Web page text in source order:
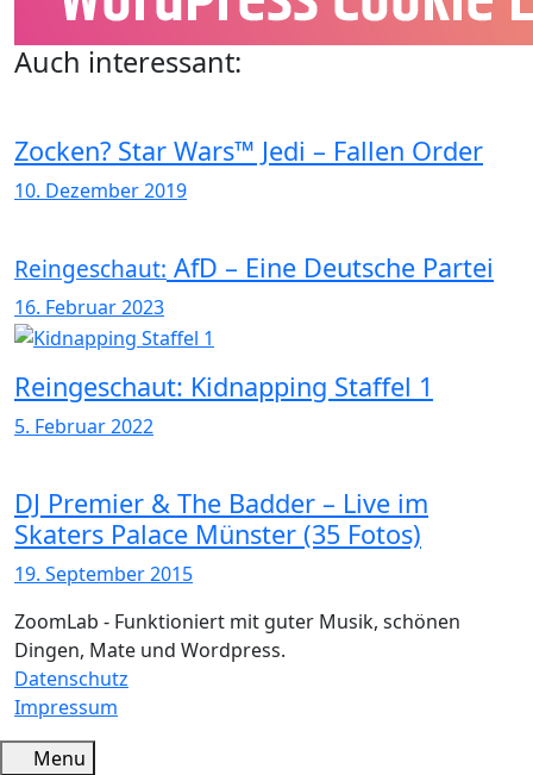
Auch interessant:
Zocken? Star Wars™ Jedi – Fallen Order
10. Dezember 2019
Reingeschaut: AfD – Eine Deutsche Partei
16. Februar 2023
Reingeschaut: Kidnapping Staffel 1
5. Februar 2022
DJ Premier & The Badder – Live im
Skaters Palace Münster (35 Fotos)
19. September 2015
ZoomLab - Funktioniert mit guter Musik, schönen
Dingen, Mate und Wordpress.
Datenschutz
Impressum
Menu